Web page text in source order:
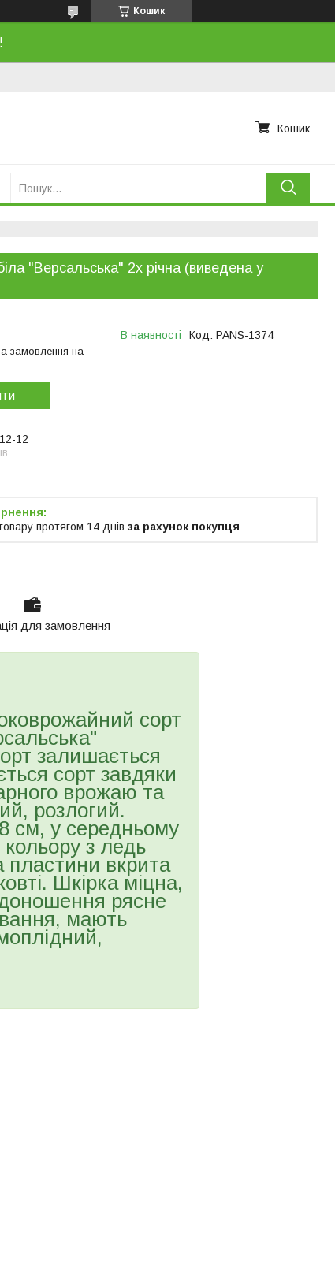
Кошик
Кошик
"Версальська" 2х річна (виведена у
замовлення на
В наявності Код: PANS-1374
12
протягом 14 днів за рахунок покупця
для замовлення
сорт
залишається
сорт завдяки
врожаю та
розлогий.
см, у середньому
з ледь
пластини вкрита
Шкірка міцна,
рясне
мають